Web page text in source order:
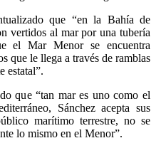
que “en la Bahía de
vertidos al mar por una tubería
el Mar Menor se encuentra
que le llega a través de ramblas
estatal”.
que “tan mar es uno como el
Sánchez acepta sus
marítimo terrestre, no se
lo mismo en el Menor”.